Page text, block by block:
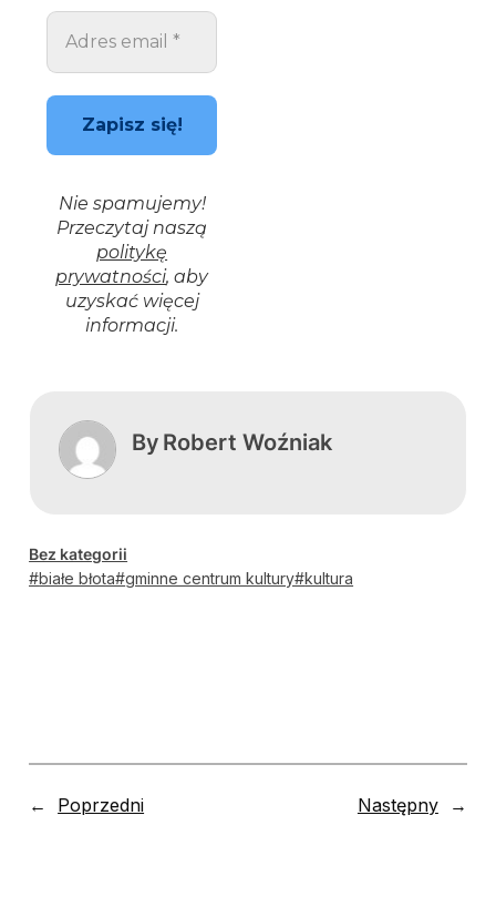
Nie spamujemy!
Przeczytaj naszą
politykę
prywatności, aby
uzyskać więcej
informacji.
By Robert Woźniak
Bez kategorii
białe błota gminne centrum kultury kultura
← Poprzedni Następny →